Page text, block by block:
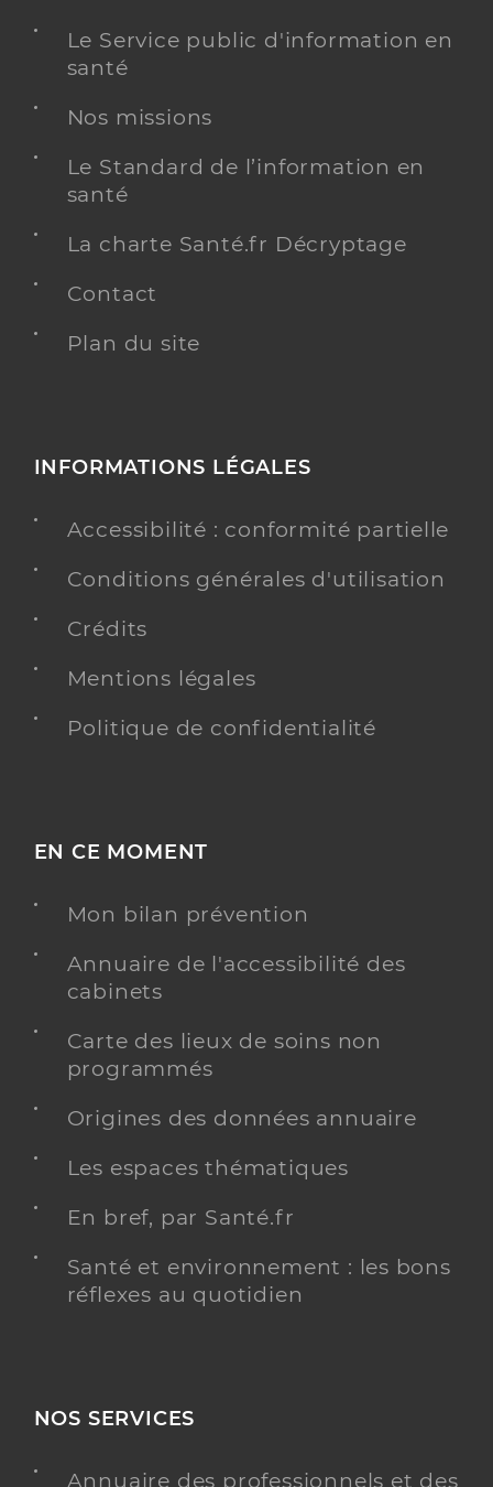
Le Service public d'information en
santé
Nos missions
Le Standard de l’information en
santé
La charte Santé.fr Décryptage
Contact
Plan du site
INFORMATIONS LÉGALES
Accessibilité : conformité partielle
Conditions générales d'utilisation
Crédits
Mentions légales
Politique de confidentialité
EN CE MOMENT
Mon bilan prévention
Annuaire de l'accessibilité des
cabinets
Carte des lieux de soins non
programmés
Origines des données annuaire
Les espaces thématiques
En bref, par Santé.fr
Santé et environnement : les bons
réflexes au quotidien
NOS SERVICES
Annuaire des professionnels et des